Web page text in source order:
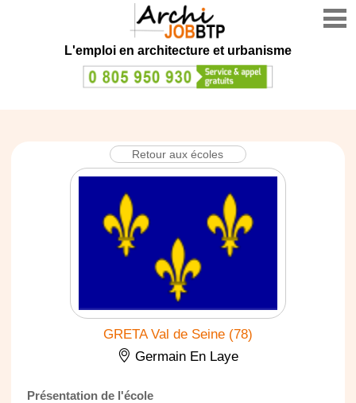
L'emploi en architecture et urbanisme
Retour aux écoles
GRETA Val de Seine (78)
Germain En Laye
Présentation de l'école